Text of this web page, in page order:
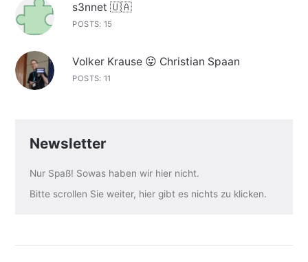
s3nnet 🇺🇦
POSTS: 15
Volker Krause 😛 Christian Spaan
POSTS: 11
Newsletter
Nur Spaß! Sowas haben wir hier nicht.
Bitte scrollen Sie weiter, hier gibt es nichts zu klicken.